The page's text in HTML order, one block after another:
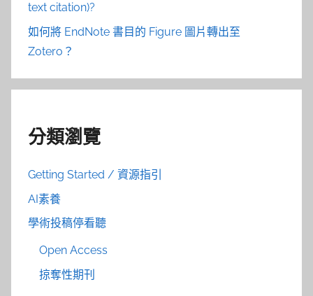
text citation)?
如何將 EndNote 書目的 Figure 圖片轉出至
Zotero？
分類瀏覽
Getting Started / 資源指引
AI素養
學術投稿停看聽
Open Access
掠奪性期刊